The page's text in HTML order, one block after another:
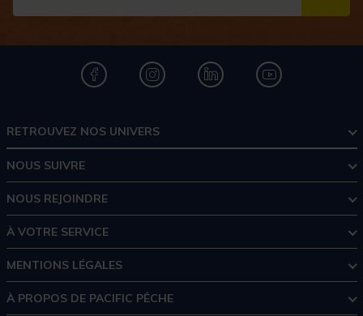
RETROUVEZ NOS UNIVERS
NOUS SUIVRE
NOUS REJOINDRE
À VOTRE SERVICE
MENTIONS LÉGALES
À PROPOS DE PACIFIC PÊCHE